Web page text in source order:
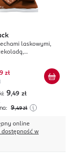
laskowymi,
zł
9,49 zł
9,49 zł
online
dostępność w